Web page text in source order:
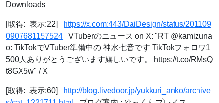
Downloads
[取得: 表示:22]
https://x.com:443/DaiDesign/status/201109
0907681157524 VTuberのニュース on X: "RT @kamizuna
o: TikTokでVTuber準備中の 神水七音です TikTokフォロワ1
500人ありがとうございます嬉しいです。 https://t.co/RMsQ
t8GX5w" / X
[取得: 表示:60]
http://blog.livedoor.jp/yukkuri_anko/archive